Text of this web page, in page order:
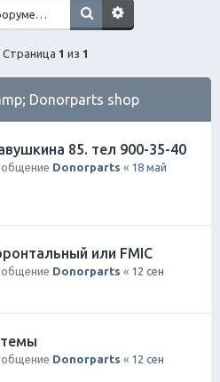
Страница 1 из 1
Donorparts shop
85. тел 900-35-40
Donorparts « 18 май
или FMIC
Donorparts « 12 сен
Donorparts « 12 сен